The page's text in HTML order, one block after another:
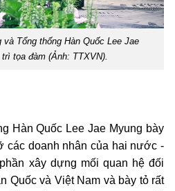
Tổng thống Hàn Quốc Lee Jae
tọa đàm (Ảnh: TTXVN).
Hàn Quốc Lee Jae Myung bày
các doanh nhân của hai nước -
xây dựng mối quan hệ đối
Quốc và Việt Nam và bày tỏ rất